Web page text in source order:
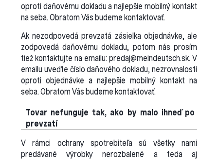
oproti daňovému dokladu a najlepšie mobilný kontakt
na seba. Obratom Vás budeme kontaktovať.
Ak nezodpovedá prevzatá zásielka objednávke, ale
zodpovedá daňovému dokladu, potom nás prosím
tiež kontaktujte na emailu: predaj@meindeutsch.sk. V
emailu uveďte číslo daňového dokladu, nezrovnalosti
oproti objednávke a najlepšie mobilný kontakt na
seba. Obratom Vás budeme kontaktovať.
Tovar nefunguje tak, ako by malo ihneď po
prevzatí
V rámci ochrany spotrebiteľa sú všetky nami
predávané výrobky nerozbalené a teda aj